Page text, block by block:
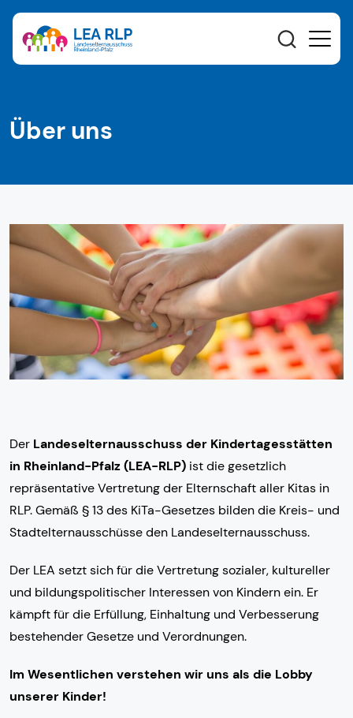
Über uns
Der Landeselternausschuss der Kindertagesstätten
in Rheinland-Pfalz (LEA-RLP) ist die gesetzlich
repräsentative Vertretung der Elternschaft aller Kitas in
RLP. Gemäß § 13 des KiTa-Gesetzes bilden die Kreis- und
Stadtelternausschüsse den Landeselternausschuss.
Der LEA setzt sich für die Vertretung sozialer, kultureller
und bildungspolitischer Interessen von Kindern ein. Er
kämpft für die Erfüllung, Einhaltung und Verbesserung
bestehender Gesetze und Verordnungen.
Im Wesentlichen verstehen wir uns als die Lobby
unserer Kinder!